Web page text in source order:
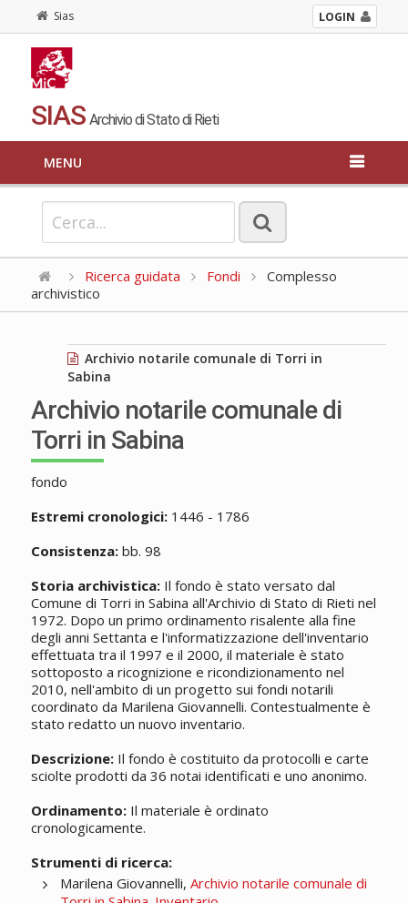
Sias LOGIN
SIAS Archivio di Stato di Rieti
MENU
Ricerca guidata Fondi
Complesso
archivistico
Archivio notarile comunale di Torri in
Sabina
Archivio notarile comunale di
Torri in Sabina
fondo
Estremi cronologici:1446 - 1786
Consistenza:bb. 98
Storia archivistica:Il fondo è stato versato dal
Comune di Torri in Sabina all'Archivio di Stato di Rieti nel
1972. Dopo un primo ordinamento risalente alla fine
degli anni Settanta e l'informatizzazione dell'inventario
effettuata tra il 1997 e il 2000, il materiale è stato
sottoposto a ricognizione e ricondizionamento nel
2010, nell'ambito di un progetto sui fondi notarili
coordinato da Marilena Giovannelli. Contestualmente è
stato redatto un nuovo inventario.
Descrizione:Il fondo è costituito da protocolli e carte
sciolte prodotti da 36 notai identificati e uno anonimo.
Ordinamento:Il materiale è ordinato
cronologicamente.
Strumenti di ricerca:
Marilena Giovannelli, Archivio notarile comunale di